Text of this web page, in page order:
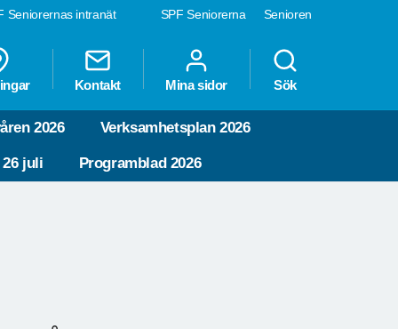
SPF Seniorerna Senioren
Seniorernas intranät
Kontakt Mina sidor Sök
2026 Verksamhetsplan 2026
26 juli Programblad 2026